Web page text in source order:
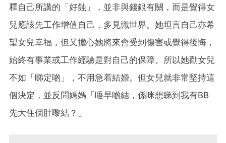
釋自己所講的「好蝕」，並非與錢銀有關，而是覺得女
兒應該先工作增值自己，多見識世界。她坦言自己亦希
望女兒幸福，但又擔心她將來會受到傷害或覺得後悔，
始終有事業或工作經驗是對自己的保障。所以她勸女兒
不如「睇定啲」，不用急着結婚。但女兒就非常堅持這
個決定，並反問媽媽「唔早啲結，係咪想睇到我有BB
先大住個肚嚟結？」